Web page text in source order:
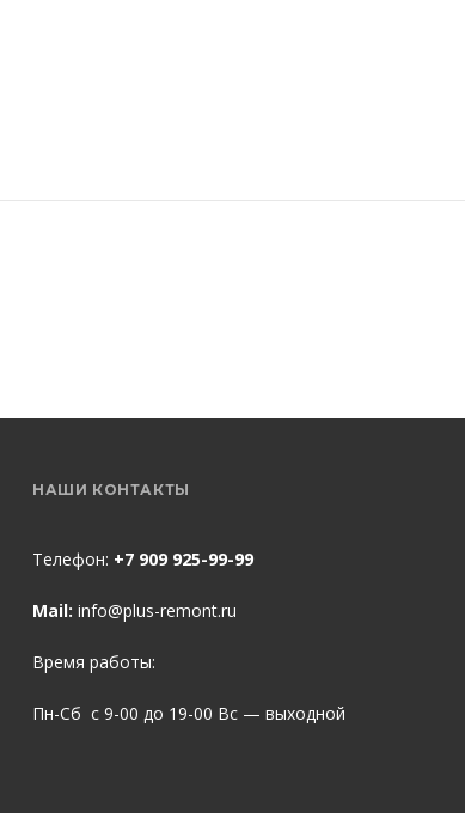
НАШИ КОНТАКТЫ
Телефон: +7 909 925-99-99
Mail: info@plus-remont.ru
Время работы:
Пн-Сб с 9-00 до 19-00 Вс — выходной